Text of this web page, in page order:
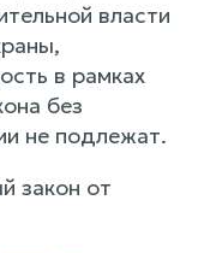
власти
в рамках
без
не подлежат.
закон от